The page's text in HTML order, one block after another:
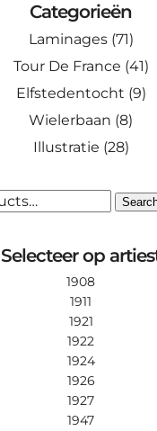
Categorieën
Laminages (71)
Tour De France (41)
Elfstedentocht (9)
Wielerbaan (8)
Illustratie (28)
Selecteer op
1908
1911
1921
1922
1924
1926
1927
1947